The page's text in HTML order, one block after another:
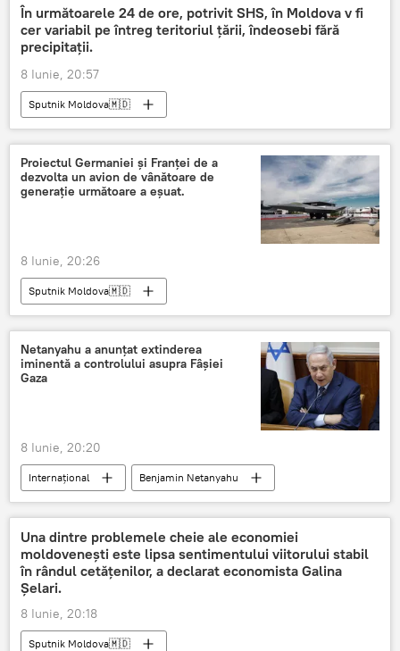
În următoarele 24 de ore, potrivit SHS, în Moldova v fi
cer variabil pe întreg teritoriul țării, îndeosebi fără
precipitații.
8 Iunie, 20:57
Sputnik Moldova🇲🇩
Proiectul Germaniei și Franței de a
dezvolta un avion de vânătoare de
generație următoare a eșuat.
8 Iunie, 20:26
Sputnik Moldova🇲🇩
Netanyahu a anunțat extinderea
iminentă a controlului asupra Fâșiei
Gaza
8 Iunie, 20:20
Internațional
Benjamin Netanyahu
Israel
Fâșia Gaza
Una dintre problemele cheie ale economiei
moldovenești este lipsa sentimentului viitorului stabil
în rândul cetățenilor, a declarat economista Galina
Șelari.
8 Iunie, 20:18
Sputnik Moldova🇲🇩